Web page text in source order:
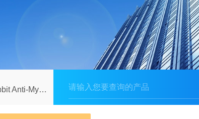
tag agarose beads